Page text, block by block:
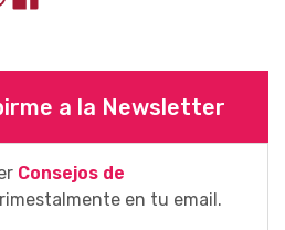
a la Newsletter
Consejos de
en tu email.